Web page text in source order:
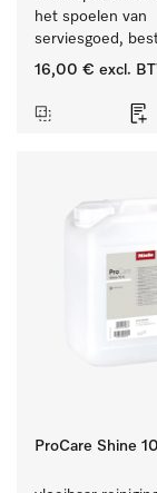
het spoelen van
serviesgoed,
ideaal voor
16,00 € excl.
ProCare Shine